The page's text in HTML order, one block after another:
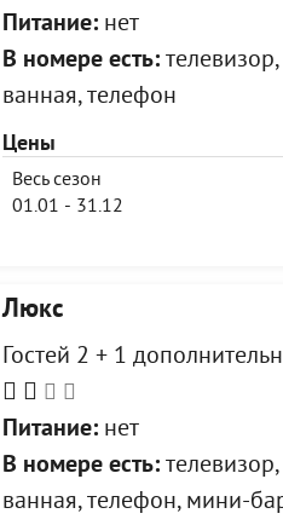
Питание:нет
В номере есть:
ванная, телефон
Цены
Весь сезон
01.01 - 31.12
Люкс
Гостей 2 + 1
Питание:нет
В номере есть:
ванная, телефон, мини-